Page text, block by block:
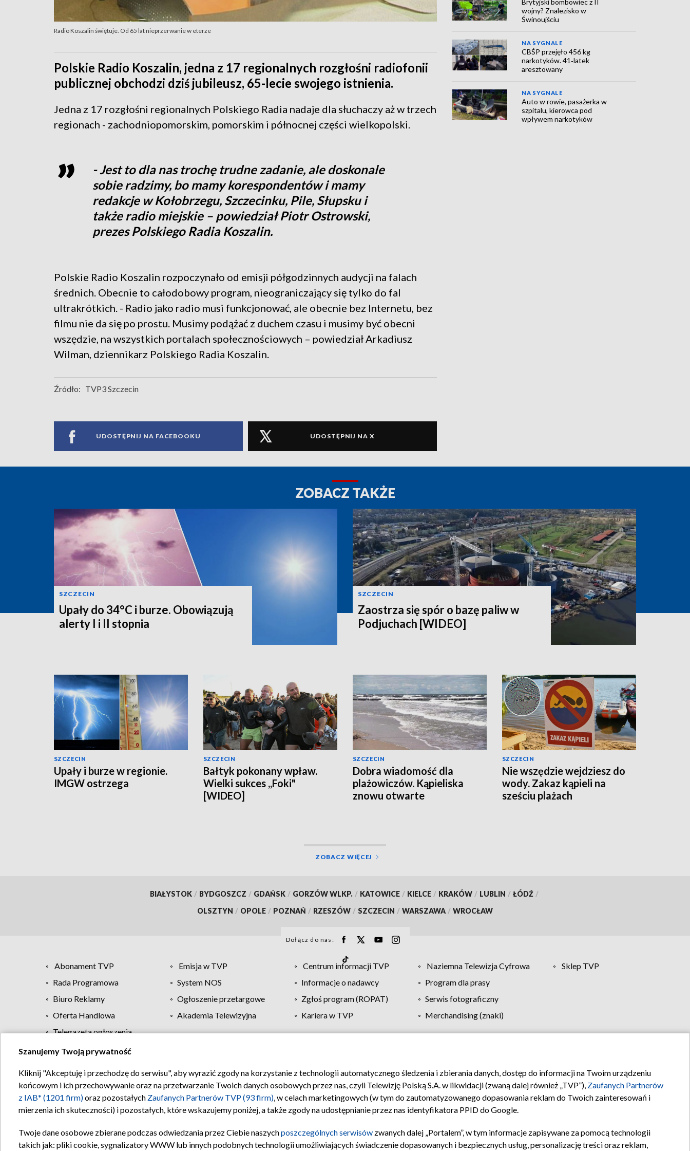
Radio Koszalin świętuje. Od 65 lat nieprzerwanie w eterze
Polskie Radio Koszalin, jedna z 17 regionalnych rozgłośni radiofonii
publicznej obchodzi dziś jubileusz, 65-lecie swojego istnienia.
Jedna z 17 rozgłośni regionalnych Polskiego Radia nadaje dla słuchaczy aż w trzech
regionach - zachodniopomorskim, pomorskim i północnej części wielkopolski.
- Jest to dla nas trochę trudne zadanie, ale doskonale
sobie radzimy, bo mamy korespondentów i mamy
redakcje w Kołobrzegu, Szczecinku, Pile, Słupsku i
także radio miejskie – powiedział Piotr Ostrowski,
prezes Polskiego Radia Koszalin.
Polskie Radio Koszalin rozpoczynało od emisji półgodzinnych audycji na falach
średnich. Obecnie to całodobowy program, nieograniczający się tylko do fal
ultrakrótkich. - Radio jako radio musi funkcjonować, ale obecnie bez Internetu, bez
filmu nie da się po prostu. Musimy podążać z duchem czasu i musimy być obecni
wszędzie, na wszystkich portalach społecznościowych – powiedział Arkadiusz
Wilman, dziennikarz Polskiego Radia Koszalin.
Źródło: TVP3 Szczecin
UDOSTĘPNIJ NA FACEBOOKU UDOSTĘPNIJ NA X
wojny? Znalezisko w
Świnoujściu
NA SYGNALE
CBŚP przejęło 456 kg
narkotyków. 41‑latek
aresztowany
NA SYGNALE
Auto w rowie, pasażerka w
szpitalu, kierowca pod
wpływem narkotyków
ZOBACZ TAKŻE
SZCZECIN
Upały do 34°C i burze. Obowiązują
alerty I i II stopnia
SZCZECIN
Zaostrza się spór o bazę paliw w
Podjuchach [WIDEO]
SZCZECIN
Upały i burze w regionie.
IMGW ostrzega
SZCZECIN
Bałtyk pokonany wpław.
Wielki sukces ,,Foki"
[WIDEO]
SZCZECIN
Dobra wiadomość dla
plażowiczów. Kąpieliska
znowu otwarte
SZCZECIN
Nie wszędzie wejdziesz do
wody. Zakaz kąpieli na
sześciu plażach
ZOBACZ WIĘCEJ
BIAŁYSTOK / BYDGOSZCZ / GDAŃSK / GORZÓW WLKP. / KATOWICE / KIELCE / KRAKÓW / LUBLIN / ŁÓDŹ /
OLSZTYN / OPOLE / POZNAŃ / RZESZÓW / SZCZECIN / WARSZAWA / WROCŁAW
Dołącz do nas:
Abonament TVP Emisja w TVP Centrum informacji TVP Naziemna Telewizja Cyfrowa
Sklep TVP
Rada Programowa
System NOS Informacje o nadawcy
Program dla prasy
Biuro Reklamy
Ogłoszenie przetargowe Zgłoś program (ROPAT)
Serwis fotograficzny
Oferta Handlowa
Akademia Telewizyjna Kariera w TVP
Merchandising (znaki)
Telegazeta ogłoszenia
Regulamin TVP Polityka prywatności Moje zgody Pomoc Biuro reklamy Kontakt
Szanujemy Twoją prywatność
Kliknij "Akceptuję i przechodzę do serwisu", aby wyrazić zgody na korzystanie z technologii automatycznego śledzenia i zbierania danych, dostęp do informacji na Twoim urządzeniu
końcowym i ich przechowywanie oraz na przetwarzanie Twoich danych osobowych przez nas, czyli Telewizję Polską S.A. w likwidacji (zwaną dalej również „TVP”), Zaufanych Partnerów
z IAB* (1201 firm)oraz pozostałych Zaufanych Partnerów TVP (93 firm), w celach marketingowych (w tym do zautomatyzowanego dopasowania reklam do Twoich zainteresowań i
mierzenia ich skuteczności) i pozostałych, które wskazujemy poniżej, a także zgody na udostępnianie przez nas identyfikatora PPID do Google.
Twoje dane osobowe zbierane podczas odwiedzania przez Ciebie naszychposzczególnych serwisów zwanych dalej „Portalem”, w tym informacje zapisywane za pomocą technologii
takich jak: pliki cookie, sygnalizatory WWW lub innych podobnych technologii umożliwiających świadczenie dopasowanych i bezpiecznych usług, personalizację treści oraz reklam,